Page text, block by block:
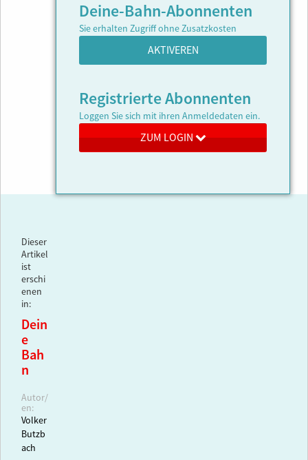
Deine-Bahn-Abonnenten
Sie erhalten Zugriff ohne Zusatzkosten
AKTIVEREN
Registrierte Abonnenten
Loggen Sie sich mit ihren Anmeldedaten ein.
ZUM LOGIN
Dieser
Artikel
ist
erschi
enen
in:
Dein
e
Bah
n
Autor/
en:
Volker
Butzb
ach